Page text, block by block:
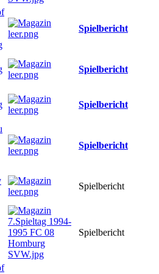
Spielbericht
Spielbericht
Spielbericht
Spielbericht
Spielbericht
Spielbericht